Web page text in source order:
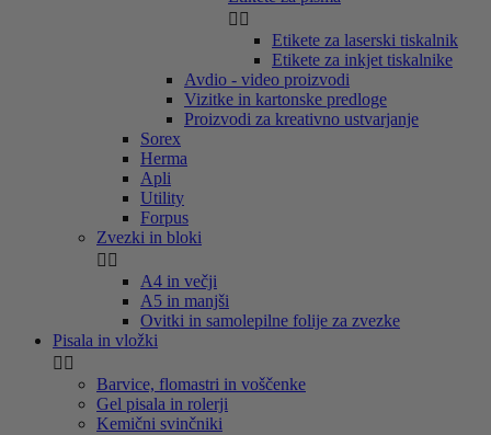
 
Etikete za laserski tiskalnik
Etikete za inkjet tiskalnike
Avdio - video proizvodi
Vizitke in kartonske predloge
Proizvodi za kreativno ustvarjanje
Sorex
Herma
Apli
Utility
Forpus
Zvezki in bloki
 
A4 in večji
A5 in manjši
Ovitki in samolepilne folije za zvezke
Pisala in vložki
 
Barvice, flomastri in voščenke
Gel pisala in rolerji
Kemični svinčniki